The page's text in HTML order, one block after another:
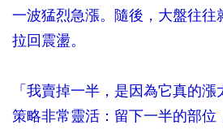
一波猛烈急漲。隨後，大盤往往
拉回震盪。
「我賣掉一半，是因為它真的
策略非常靈活：留下一半的部位